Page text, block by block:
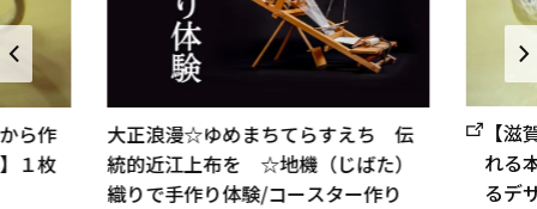
ら作
１枚
大正浪漫☆ゆめまちてらすえち 伝
統的近江上布を ☆地機（じばた）
織りで手作り体験/コースター作り
【
れる
るデ